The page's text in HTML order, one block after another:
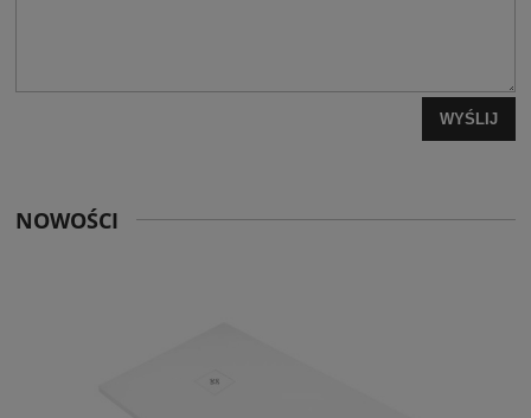
WYŚLIJ
NOWOŚCI